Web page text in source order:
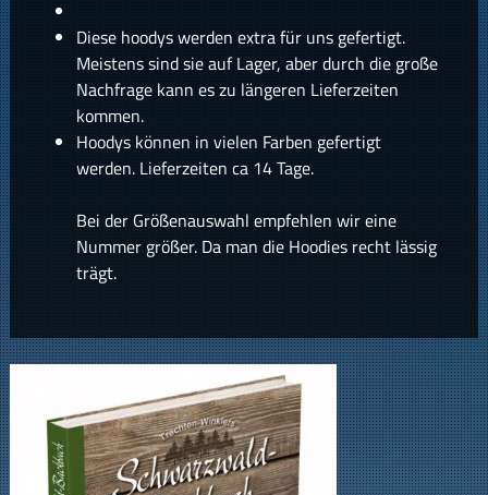
Diese hoodys werden extra für uns gefertigt.
Meistens sind sie auf Lager, aber durch die große
Nachfrage kann es zu längeren Lieferzeiten
kommen.
Hoodys können in vielen Farben gefertigt
werden. Lieferzeiten ca 14 Tage.
Bei der Größenauswahl empfehlen wir eine
Nummer größer. Da man die Hoodies recht lässig
trägt.